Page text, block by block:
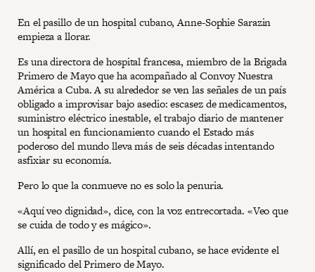
En el pasillo de un hospital cubano, Anne-Sophie Sarazin
empieza a llorar.
Es una directora de hospital francesa, miembro de la Brigada
Primero de Mayo que ha acompañado al Convoy Nuestra
América a Cuba. A su alrededor se ven las señales de un país
obligado a improvisar bajo asedio: escasez de medicamentos,
suministro eléctrico inestable, el trabajo diario de mantener
un hospital en funcionamiento cuando el Estado más
poderoso del mundo lleva más de seis décadas intentando
asfixiar su economía.
Pero lo que la conmueve no es solo la penuria.
«Aquí veo dignidad», dice, con la voz entrecortada. «Veo que
se cuida de todo y es mágico».
Allí, en el pasillo de un hospital cubano, se hace evidente el
significado del Primero de Mayo.